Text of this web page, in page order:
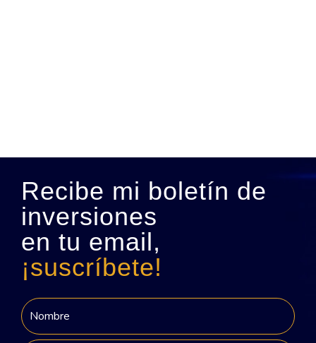
Recibe mi boletín de
inversiones
en tu email,
¡suscríbete!